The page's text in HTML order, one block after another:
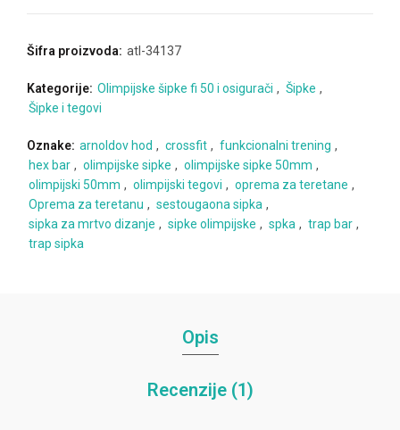
Šifra proizvoda: atl-34137
Kategorije: Olimpijske šipke fi 50 i osigurači , Šipke ,
Šipke i tegovi
Oznake: arnoldov hod , crossfit , funkcionalni trening ,
hex bar , olimpijske sipke , olimpijske sipke 50mm ,
olimpijski 50mm , olimpijski tegovi , oprema za teretane ,
Oprema za teretanu , sestougaona sipka ,
sipka za mrtvo dizanje , sipke olimpijske , spka , trap bar ,
trap sipka
Opis
Recenzije (1)